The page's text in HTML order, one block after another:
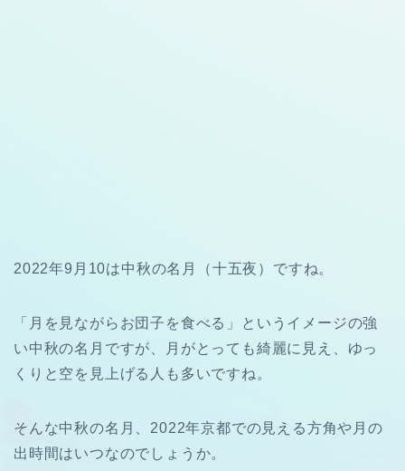
2022年9月10は中秋の名月（十五夜）ですね。
「月を見ながらお団子を食べる」というイメージの強
い中秋の名月ですが、月がとっても綺麗に見え、ゆっ
くりと空を見上げる人も多いですね。
そんな中秋の名月、2022年京都での見える方角や月の
出時間はいつなのでしょうか。